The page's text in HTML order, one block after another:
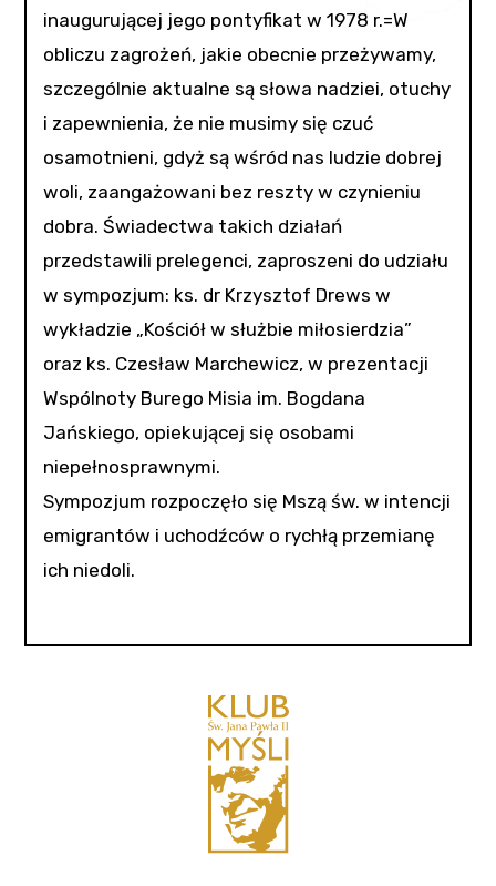
inaugurującej jego pontyfikat w 1978 r.=W
obliczu zagrożeń, jakie obecnie przeżywamy,
szczególnie aktualne są słowa nadziei, otuchy
i zapewnienia, że nie musimy się czuć
osamotnieni, gdyż są wśród nas ludzie dobrej
woli, zaangażowani bez reszty w czynieniu
dobra. Świadectwa takich działań
przedstawili prelegenci, zaproszeni do udziału
w sympozjum: ks. dr Krzysztof Drews w
wykładzie „Kościół w służbie miłosierdzia”
oraz ks. Czesław Marchewicz, w prezentacji
Wspólnoty Burego Misia im. Bogdana
Jańskiego, opiekującej się osobami
niepełnosprawnymi.
Sympozjum rozpoczęło się Mszą św. w intencji
emigrantów i uchodźców o rychłą przemianę
ich niedoli.